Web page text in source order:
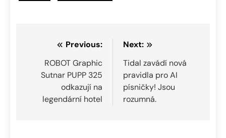
Navigace
pro
příspěvek
Previous:
ROBOT Graphic
Sutnar PUPP 325
odkazují na
legendární hotel
Next:
Tidal zavádí nová
pravidla pro AI
písničky! Jsou
rozumná.